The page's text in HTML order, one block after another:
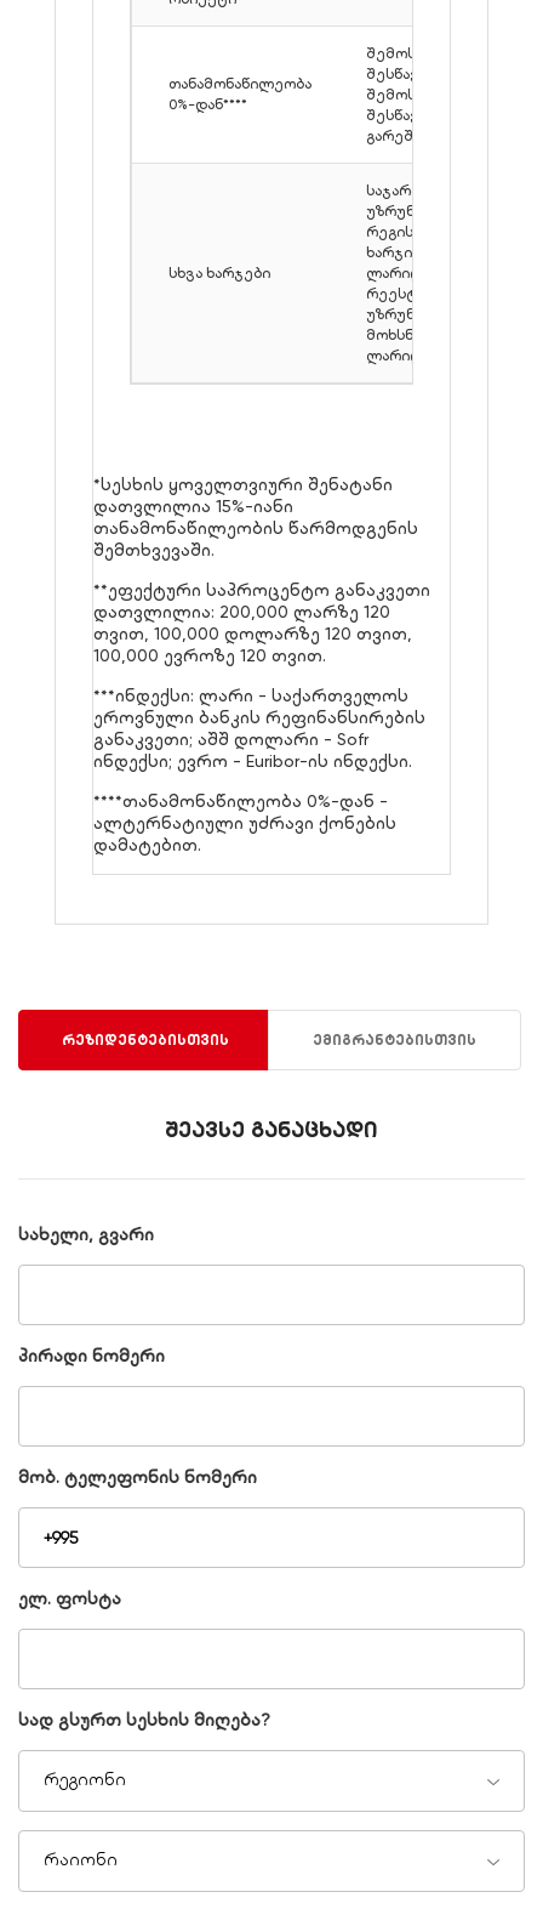
თანამონაწილეობა
0%-დან****
შემოსავლის
შესწავლით /
შემოსავლების
შესწავლის
გარეშე
სხვა ხარჯები
საჯარო რეესტრში
უზრუნველყოფის
რეგისტრაციის
ხარჯი: 158
ლარიდან; საჯარო
რეესტრის
უზრუნველყოფის
მოხსნის ხარჯი: 151
ლარიდან.
*სესხის ყოველთვიური შენატანი
დათვლილია 15%-იანი
თანამონაწილეობის წარმოდგენის
შემთხვევაში.
**ეფექტური საპროცენტო განაკვეთი
დათვლილია: 200,000 ლარზე 120
თვით, 100,000 დოლარზე 120 თვით,
100,000 ევროზე 120 თვით.
***ინდექსი: ლარი - საქართველოს
ეროვნული ბანკის რეფინანსირების
განაკვეთი; აშშ დოლარი - Sofr
ინდექსი; ევრო - Euribor-ის ინდექსი.
****თანამონაწილეობა 0%-დან -
ალტერნატიული უძრავი ქონების
დამატებით.
რეზიდენტებისთვის ემიგრანტებისთვის
შეავსე განაცხადი
სახელი, გვარი
პირადი ნომერი
მობ. ტელეფონის ნომერი
ელ. ფოსტა
სად გსურთ სესხის მიღება?
რეგიონი
რაიონი